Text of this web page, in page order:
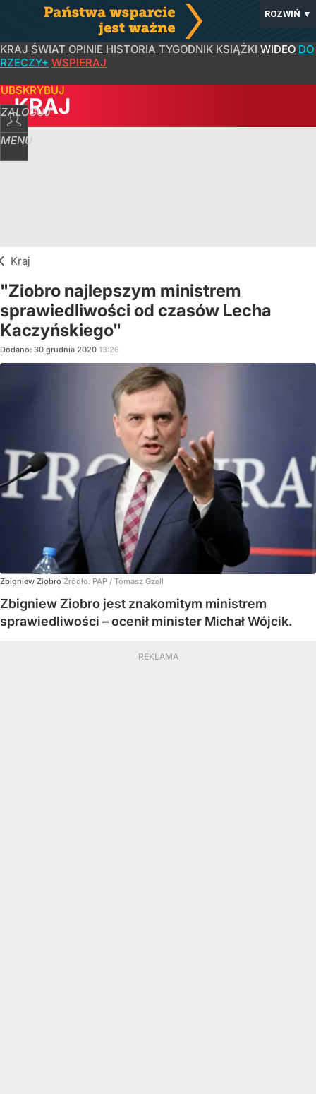
ROZWIŃ ▼
KRAJ ŚWIAT OPINIE HISTORIA TYGODNIK KSIĄŻKI WIDEO DO
RZECZY+ WSPIERAJ
ZALOGUJ
MENU
KRAJ
Kraj
"Ziobro najlepszym ministrem
sprawiedliwości od czasów Lecha
Kaczyńskiego"
Dodano: 30 grudnia 2020 13:26
Zbigniew Ziobro Źródło: PAP / Tomasz Gzell
Zbigniew Ziobro jest znakomitym ministrem
sprawiedliwości – ocenił minister Michał Wójcik.